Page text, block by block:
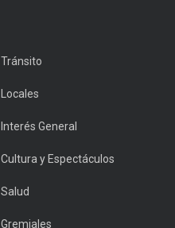
Tránsito
Locales
Interés General
Cultura y Espectáculos
Salud
Gremiales